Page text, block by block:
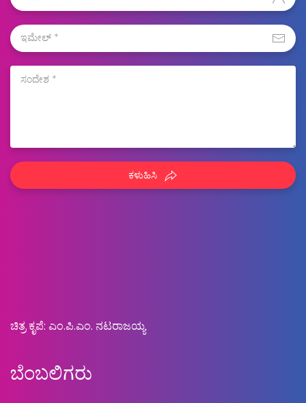
ಕಳುಹಿಸಿ
ಚಿತ್ರ ಕೃಪೆ: ಎಂ.ಪಿ.ಎಂ. ನಟರಾಜಯ್ಯ
ಬೆಂಬಲಿಗರು